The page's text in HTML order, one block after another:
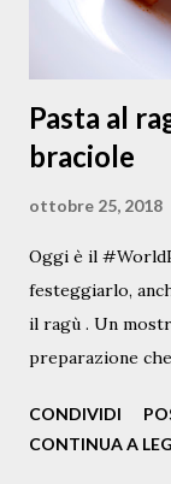
versione della
Pasta al
braciole
ottobre 25, 2018
Oggi è il
festeggiarlo,
il ragù . Un
preparazione
classico Ragù,
CONDIVIDI
CONTINUA A